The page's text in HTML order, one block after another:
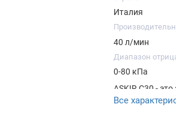
Италия
40 л/мин
Диапазон
0-80 кПа
ASKIR C30 -
Все